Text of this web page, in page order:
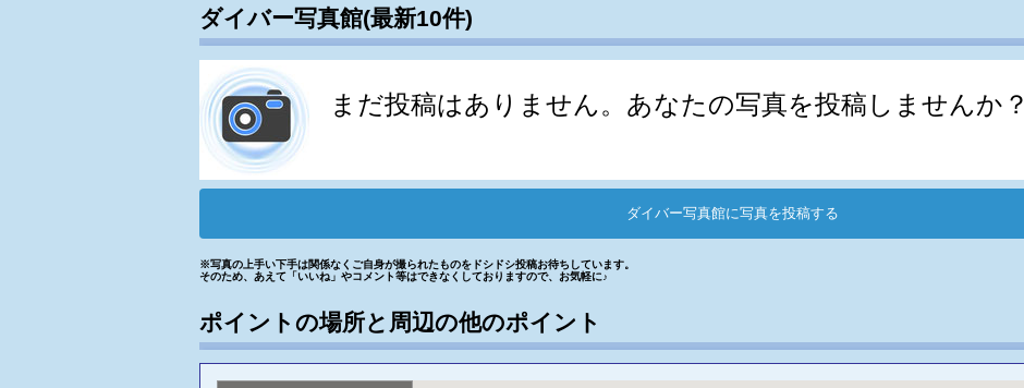
ダイバー写真館(最新10件)
まだ投稿はありません。あなたの写真を投稿しませんか？
ダイバー写真館に写真を投稿する
※写真の上手い下手は関係なくご自身が撮られたものをドシドシ投稿お待ちしています。
そのため、あえて「いいね」やコメント等はできなくしておりますので、お気軽に♪
ポイントの場所と周辺の他のポイント